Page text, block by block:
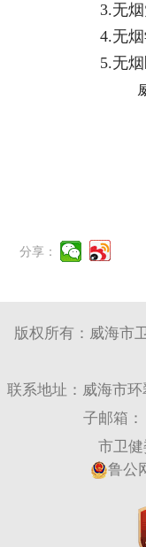
3.无烟党
4.无烟学
5.无烟医
分享：
版权所有：威海市
联系地址：威海市
子邮箱：
市卫健
鲁公